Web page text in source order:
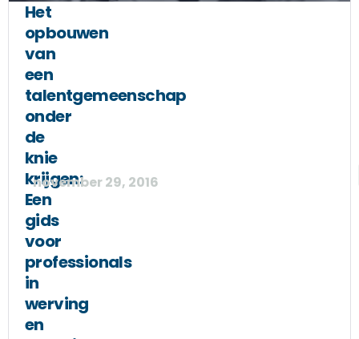
Het
opbouwen
van
een
talentgemeenschap
onder
de
knie
krijgen:
Een
gids
voor
professionals
in
werving
en
november 29, 2016